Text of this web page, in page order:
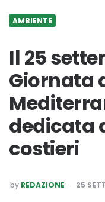
AMBIENTE
Il 25
Giornata
dedicata
costieri
POSTED
BY
by REDAZIONE 25